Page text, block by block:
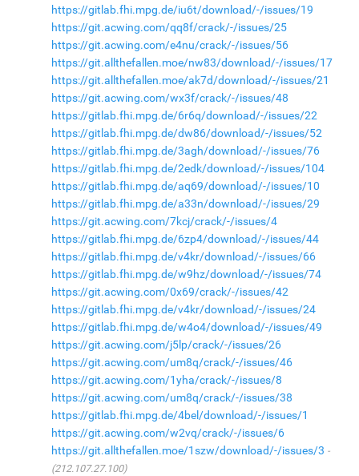
https://gitlab.fhi.mpg.de/iu6t/download/-/issues/19
https://git.acwing.com/qq8f/crack/-/issues/25
https://git.acwing.com/e4nu/crack/-/issues/56
https://git.allthefallen.moe/nw83/download/-/issues/17
https://git.allthefallen.moe/ak7d/download/-/issues/21
https://git.acwing.com/wx3f/crack/-/issues/48
https://gitlab.fhi.mpg.de/6r6q/download/-/issues/22
https://gitlab.fhi.mpg.de/dw86/download/-/issues/52
https://gitlab.fhi.mpg.de/3agh/download/-/issues/76
https://gitlab.fhi.mpg.de/2edk/download/-/issues/104
https://gitlab.fhi.mpg.de/aq69/download/-/issues/10
https://gitlab.fhi.mpg.de/a33n/download/-/issues/29
https://git.acwing.com/7kcj/crack/-/issues/4
https://gitlab.fhi.mpg.de/6zp4/download/-/issues/44
https://gitlab.fhi.mpg.de/v4kr/download/-/issues/66
https://gitlab.fhi.mpg.de/w9hz/download/-/issues/74
https://git.acwing.com/0x69/crack/-/issues/42
https://gitlab.fhi.mpg.de/v4kr/download/-/issues/24
https://gitlab.fhi.mpg.de/w4o4/download/-/issues/49
https://git.acwing.com/j5lp/crack/-/issues/26
https://git.acwing.com/um8q/crack/-/issues/46
https://git.acwing.com/1yha/crack/-/issues/8
https://git.acwing.com/um8q/crack/-/issues/38
https://gitlab.fhi.mpg.de/4bel/download/-/issues/1
https://git.acwing.com/w2vq/crack/-/issues/6
https://git.allthefallen.moe/1szw/download/-/issues/3
(212.107.27.100)